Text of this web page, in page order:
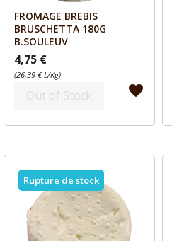
Aperçu
FROMAGE BREBIS
BRUSCHETTA 180G
B.SOULEUV
4,75 €
(26,39 € L/Kg)
Out of Stock favorite
Rupture de stock